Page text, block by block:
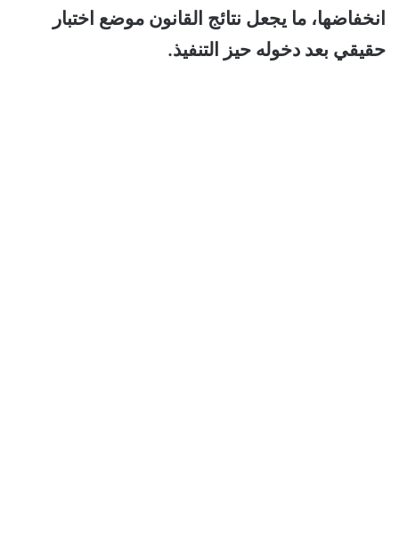
انخفاضها، ما يجعل نتائج القانون موضع اختبار
حقيقي بعد دخوله حيز التنفيذ.